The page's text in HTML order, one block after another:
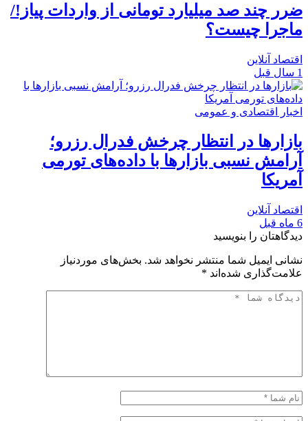
ضرر چند صد میلیارد تومانی از واردات پیاز!/
ماجرا چیست؟
اقتصاد آنلاین
1 سال قبل
اخبار اقتصادی و عمومی
بازارها در انتظار چرخش فدرال رزرو؛
آرامش نسبی بازارها با داده‌های تورمی
آمریکا
اقتصاد آنلاین
6 ماه قبل
دیدگاهتان را بنویسید
نشانی ایمیل شما منتشر نخواهد شد. بخش‌های موردنیاز
علامت‌گذاری شده‌اند *